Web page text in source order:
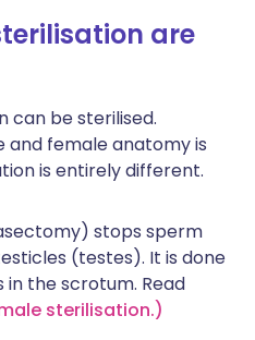
are
can be sterilised.
and female anatomy is
is entirely different.
stops sperm
(testes). It is done
in the scrotum. Read
sterilisation.)